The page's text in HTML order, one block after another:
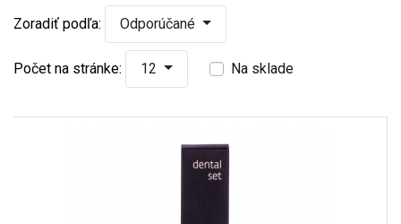
Zoradiť podľa: Odporúčané
Počet na stránke: 12 Na sklade